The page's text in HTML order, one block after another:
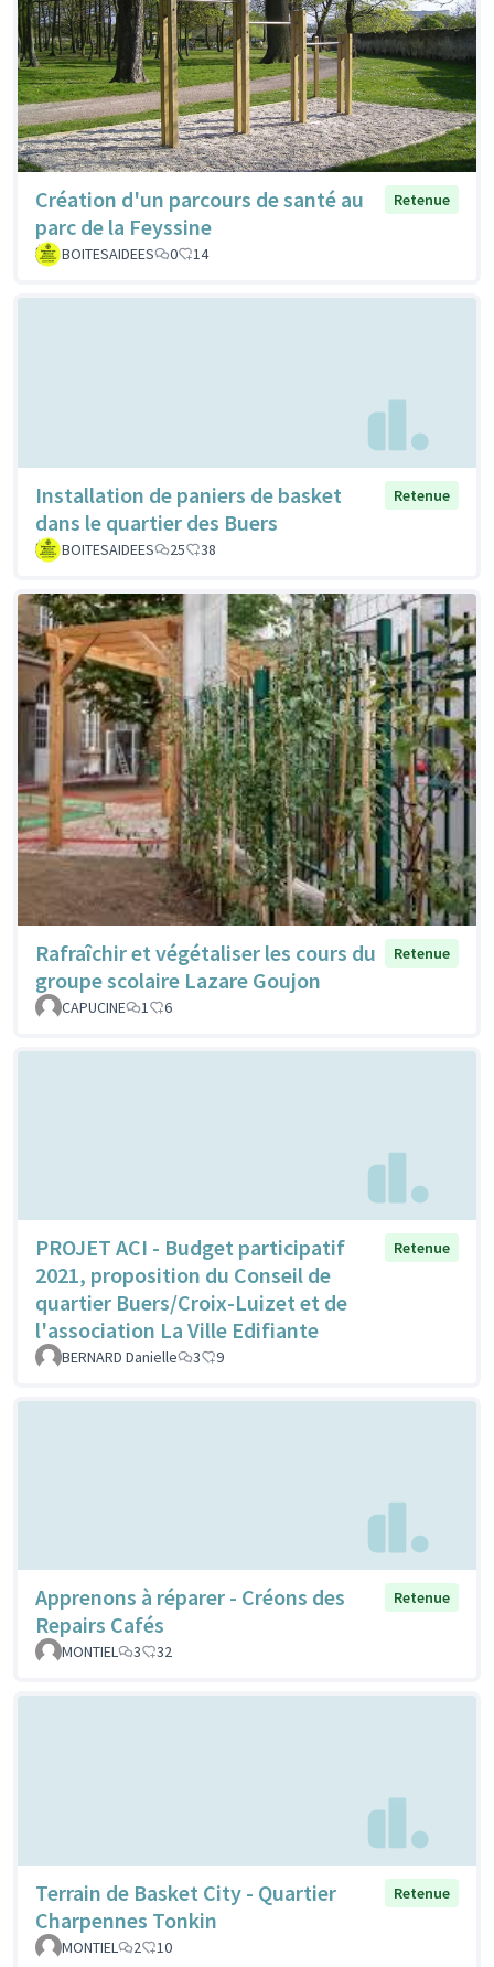
Création d'un parcours de santé au
parc de la Feyssine
Retenue
BOITESAIDEES 0 14
Installation de paniers de basket
dans le quartier des Buers
Retenue
BOITESAIDEES 25 38
Rafraîchir et végétaliser les cours du
groupe scolaire Lazare Goujon
Retenue
CAPUCINE 1 6
PROJET ACI - Budget participatif
2021, proposition du Conseil de
quartier Buers/Croix-Luizet et de
l'association La Ville Edifiante
Retenue
BERNARD Danielle 3 9
Apprenons à réparer - Créons des
Repairs Cafés
Retenue
MONTIEL 3 32
Terrain de Basket City - Quartier
Charpennes Tonkin
Retenue
MONTIEL 2 10